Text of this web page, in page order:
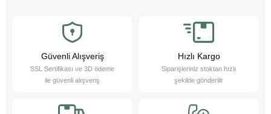
ve duygusal açıdan güçlü bireyler olurlar.
Evcil hayvanlarımız sayesinde daha sağlıklı bir yaşam süreriz; düzenli
egzersiz yapmamızı teşvik eder ve hayatımızı daha düzenli hale
getirmemize yardımcı olurlar. Bu sevimli dostlarımızı yakından tanımak
Pet Asya Online Petshop olarak, evcil hayvanlarımızın bize sağladığı bu
değerli katkıların farkındayız ve onlara en iyi şekilde hizmet etmek için
bakım ürünleri sunarak destek oluyoruz. Online petshop olarak, evcil
Güvenli Alışveriş
SSL Sertifikası ve 3D ödeme
ile güvenli alışveriş
Hızlı Kargo
Siparişleriniz stoktan hızlı
şekilde gönderilir